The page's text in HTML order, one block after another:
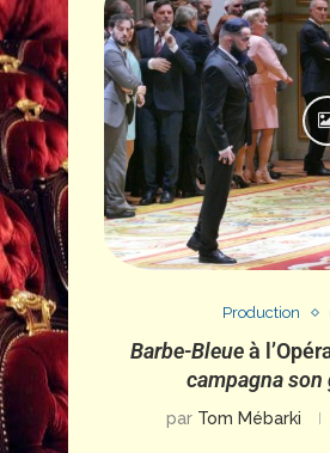
Production
Barbe-Bleueà
campagna
par Tom Mébarki